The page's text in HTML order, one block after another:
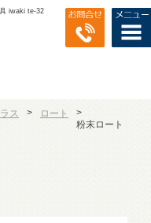
iwaki te-32
ス > ロート
>
粉末ロート